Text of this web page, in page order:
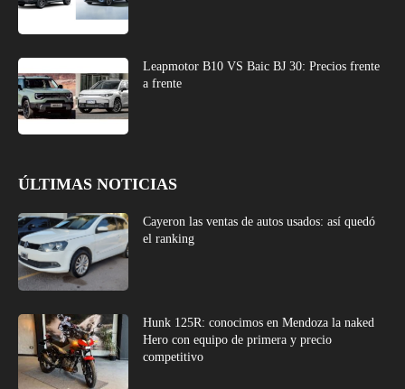
Leapmotor B10 VS Baic BJ 30: Precios frente
a frente
ÚLTIMAS NOTICIAS
Cayeron las ventas de autos usados: así quedó
el ranking
Hunk 125R: conocimos en Mendoza la naked
Hero con equipo de primera y precio
competitivo